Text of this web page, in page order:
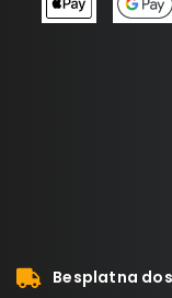
Besplatna